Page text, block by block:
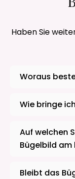
Haben Sie
Woraus
Wie bringe
Auf welchen
Bügelbild am
Bleibt das